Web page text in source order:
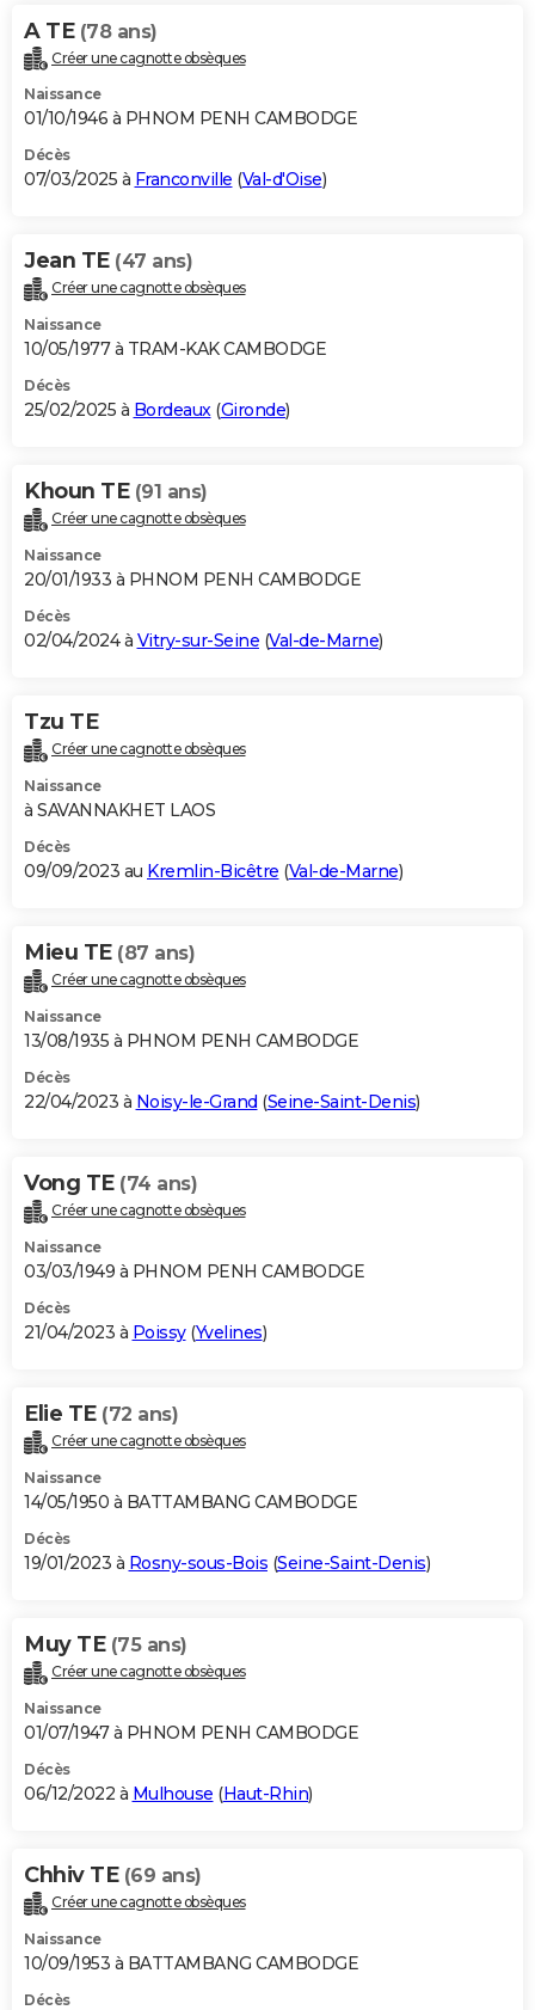
A TE (78 ans)
Créer une cagnotte obsèques
Naissance
01/10/1946 à PHNOM PENH CAMBODGE
Décès
07/03/2025 à Franconville (Val-d'Oise)
Jean TE (47 ans)
Créer une cagnotte obsèques
Naissance
10/05/1977 à TRAM-KAK CAMBODGE
Décès
25/02/2025 à Bordeaux(Gironde)
Khoun TE (91 ans)
Créer une cagnotte obsèques
Naissance
20/01/1933 à PHNOM PENH CAMBODGE
Décès
02/04/2024 à Vitry-sur-Seine (Val-de-Marne)
Tzu TE
Créer une cagnotte obsèques
Naissance
à SAVANNAKHET LAOS
Décès
09/09/2023 au Kremlin-Bicêtre (Val-de-Marne)
Mieu TE (87 ans)
Créer une cagnotte obsèques
Naissance
13/08/1935 à PHNOM PENH CAMBODGE
Décès
22/04/2023 à Noisy-le-Grand (Seine-Saint-Denis)
Vong TE (74 ans)
Créer une cagnotte obsèques
Naissance
03/03/1949 à PHNOM PENH CAMBODGE
Décès
21/04/2023 à Poissy(Yvelines)
Elie TE (72 ans)
Créer une cagnotte obsèques
Naissance
14/05/1950 à BATTAMBANG CAMBODGE
Décès
19/01/2023 à Rosny-sous-Bois (Seine-Saint-Denis)
Muy TE (75 ans)
Créer une cagnotte obsèques
Naissance
01/07/1947 à PHNOM PENH CAMBODGE
Décès
06/12/2022 à Mulhouse (Haut-Rhin)
Chhiv TE (69 ans)
Créer une cagnotte obsèques
Naissance
10/09/1953 à BATTAMBANG CAMBODGE
Décès